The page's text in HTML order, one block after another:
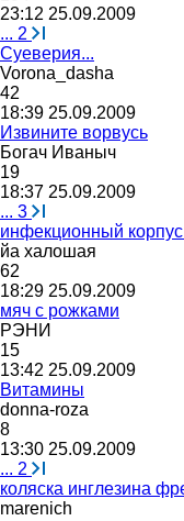
23:12 25.09.2009
... 2
Суеверия...
Vorona_dasha
42
18:39 25.09.2009
Извините ворвусь
Богач Иваныч
19
18:37 25.09.2009
... 3
инфекционный
йа халошая
62
18:29 25.09.2009
мяч с рожками
РЭНИ
15
13:42 25.09.2009
Витамины
donna-roza
8
13:30 25.09.2009
... 2
коляска инглезина
marenich